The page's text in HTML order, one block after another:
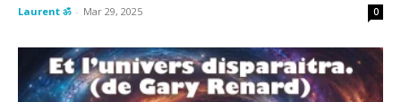
Laurent ॐ - Mar 29, 2025 0